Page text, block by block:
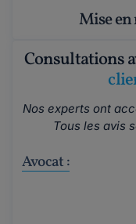
Mise
Consultations
Nos experts ont
Tous les avis
Avocat :